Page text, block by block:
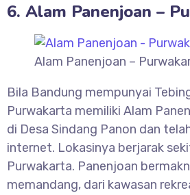
6. Alam Panenjoan –
Alam Panenjoan –
Bila Bandung mempunyai
Purwakarta memiliki Alam
di Desa Sindang Panon dan
internet. Lokasinya berjarak
Purwakarta. Panenjoan
memandang, dari kawasan